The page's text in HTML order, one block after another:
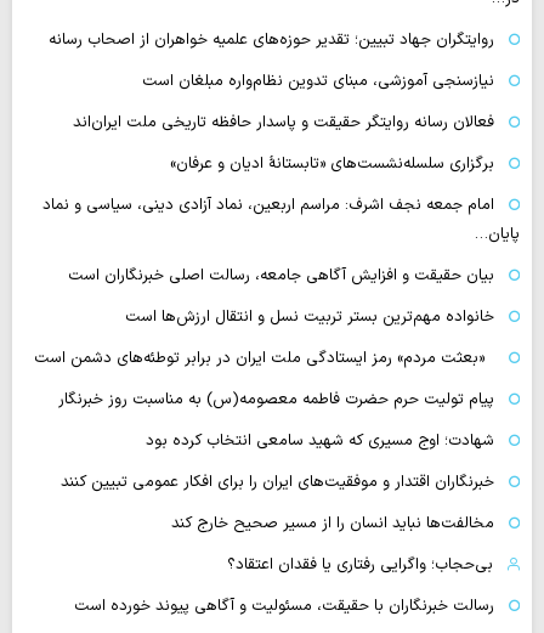
روایتگران جهاد تبیین؛ تقدیر حوزه‌های علمیه خواهران از اصحاب رسانه
نیازسنجی آموزشی، مبنای تدوین نظام‌واره مبلغان است
فعالان رسانه‌ روایتگر حقیقت و پاسدار حافظه تاریخی ملت ایران‌اند
برگزاری سلسله‌نشست‌های «تابستانهٔ ادیان و عرفان»
امام جمعه نجف اشرف: مراسم اربعین، نماد آزادی دینی، سیاسی و نماد
پایان…
بیان حقیقت و افزایش آگاهی جامعه، رسالت اصلی خبرنگاران است
خانواده مهم‌ترین بستر تربیت نسل و انتقال ارزش‌ها است
«بعثت مردم» رمز ایستادگی ملت ایران در برابر توطئه‌های دشمن است
پیام تولیت حرم حضرت فاطمه معصومه(س) به مناسبت روز خبرنگار
شهادت؛ اوج مسیری که شهید سامعی انتخاب کرده بود
خبرنگاران اقتدار و موفقیت‌های ایران را برای افکار عمومی تبیین کنند
مخالفت‌ها نباید انسان را از مسیر صحیح خارج کند
بی‌حجاب؛ واگرایی رفتاری یا فقدان اعتقاد؟
رسالت خبرنگاران با حقیقت، مسئولیت و آگاهی پیوند خورده است